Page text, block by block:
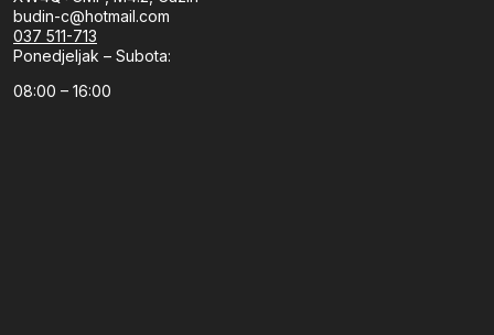
budin-c@hotmail.com
037 511-713
Ponedjeljak – Subota:
08:00 – 16:00